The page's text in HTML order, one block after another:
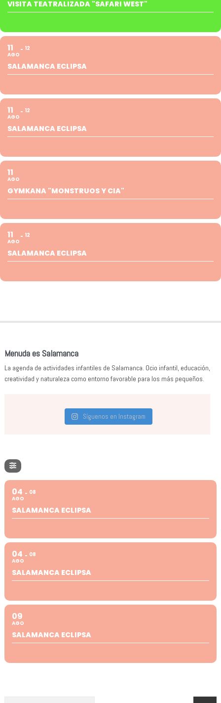
VISITA TEATRALIZADA "SAFARI WEST"
11
AGO
12
SALAMANCA ECLIPSA
11
AGO
12
SALAMANCA ECLIPSA
11
AGO
GYMKANA "MONSTRUOS Y CIA"
11
AGO
12
SALAMANCA ECLIPSA
Menuda es Salamanca
La agenda de actividades infantiles de Salamanca. Ocio infantil, educación,
creatividad y naturaleza como entorno favorable para los más pequeños.
Síguenos en Instagram
04
AGO
08
SALAMANCA ECLIPSA
04
AGO
08
SALAMANCA ECLIPSA
09
AGO
SALAMANCA ECLIPSA